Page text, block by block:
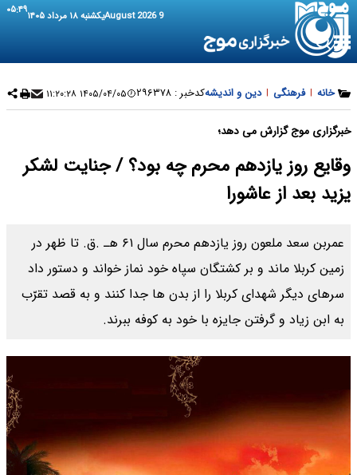
9 August 2026 یکشنبه ۱۸ مرداد ۱۴۰۵ ۰۵:۴۹
خانه | فرهنگی | دین و اندیشهکدخبر : ۲۹۶۳۷۸ ۱۴۰۵/۰۴/۰۵ ۱۱:۲۰:۲۸
خبرگزاری موج گزارش می دهد؛
وقایع روز یازدهم محرم چه بود؟ / جنایت لشکر
یزید بعد از عاشورا
عمربن سعد ملعون روز یازدهم محرم سال ۶۱ هـ .ق. تا ظهر در
زمین کربلا ماند و بر کشتگان سپاه خود نماز خواند و دستور داد
سرهاى دیگر شهداى کربلا را از بدن ها جدا کنند و به قصد تقرّب
به ابن زیاد و گرفتن جایزه با خود به کوفه ببرند.